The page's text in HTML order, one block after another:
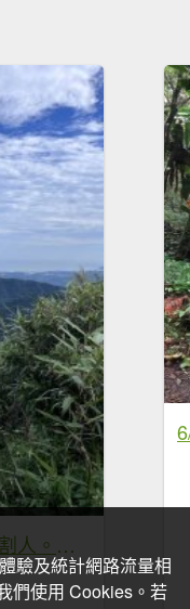
6/15五四縱走 芒草真的好割人。。我下次一定要帶袖套
驗及統計網路流量相
們使用 Cookies。若